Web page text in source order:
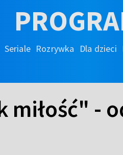
Seriale Rozrywka Dla dzieci
miłość" -